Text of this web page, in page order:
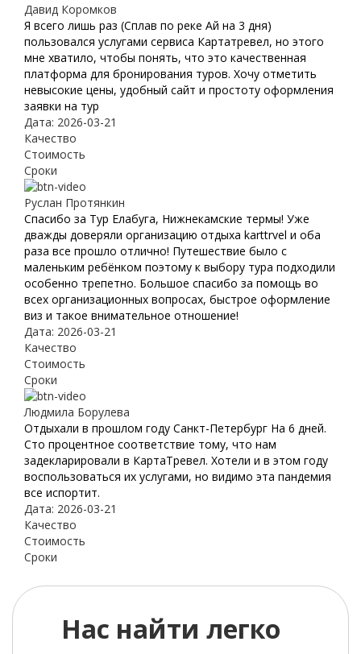
Давид Коромков
Я всего лишь раз (Сплав по реке Ай на 3 дня)
пользовался услугами сервиса Картатревел, но этого
мне хватило, чтобы понять, что это качественная
платформа для бронирования туров. Хочу отметить
невысокие цены, удобный сайт и простоту оформления
заявки на тур
Дата: 2026-03-21
Качество
Стоимость
Сроки
Руслан Протянкин
Спасибо за Тур Елабуга, Нижнекамские термы! Уже
дважды доверяли организацию отдыха karttrvel и оба
раза все прошло отлично! Путешествие было с
маленьким ребёнком поэтому к выбору тура подходили
особенно трепетно. Большое спасибо за помощь во
всех организационных вопросах, быстрое оформление
виз и такое внимательное отношение!
Дата: 2026-03-21
Качество
Стоимость
Сроки
Людмила Борулева
Отдыхали в прошлом году Санкт-Петербург На 6 дней.
Сто процентное соответствие тому, что нам
задекларировали в КартаТревел. Хотели и в этом году
воспользоваться их услугами, но видимо эта пандемия
все испортит.
Дата: 2026-03-21
Качество
Стоимость
Сроки
Нас найти легко